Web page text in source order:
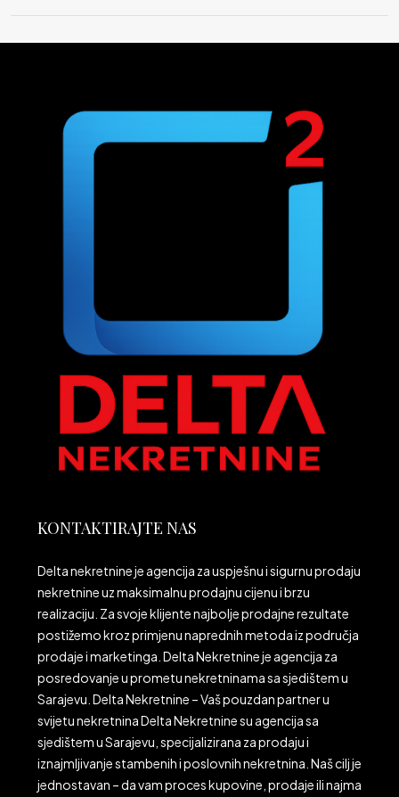
KONTAKTIRAJTE NAS
Delta nekretnine je agencija za uspješnu i sigurnu prodaju
nekretnine uz maksimalnu prodajnu cijenu i brzu
realizaciju. Za svoje klijente najbolje prodajne rezultate
postižemo kroz primjenu naprednih metoda iz područja
prodaje i marketinga. Delta Nekretnine je agencija za
posredovanje u prometu nekretninama sa sjedištem u
Sarajevu. Delta Nekretnine – Vaš pouzdan partner u
svijetu nekretnina Delta Nekretnine su agencija sa
sjedištem u Sarajevu, specijalizirana za prodaju i
iznajmljivanje stambenih i poslovnih nekretnina. Naš cilj je
jednostavan – da vam proces kupovine, prodaje ili najma